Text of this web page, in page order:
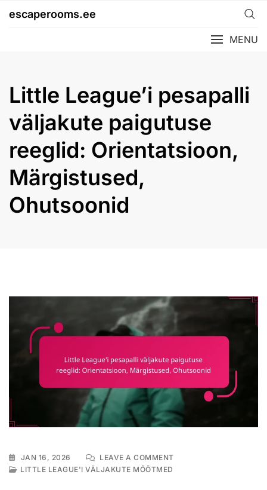
escaperooms.ee
MENU
Little League’i pesapalli
väljakute paigutuse
reeglid: Orientatsioon,
Märgistused,
Ohutsoonid
JAN 16, 2026 LEAVE A COMMENTON
LITTLE LEAGUE'I VÄLJAKUTE MÕÕTMED